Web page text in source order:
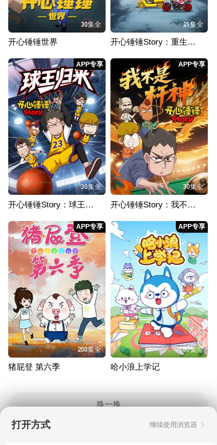
30集全
开心锤锤世界
21集全
开心锤锤Story：重生之我送外卖从不超时
APP专享
30集全
开心锤锤Story：球王归来
APP专享
30集全
开心锤锤Story：我不是杆神
APP专享
200集全
猪屁登 第六季
APP专享
60集全
哈小浪上学记
换一换
打开方式 继续使用浏览器